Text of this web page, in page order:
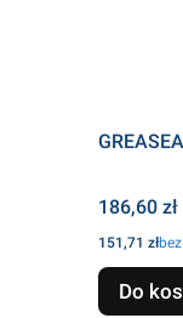
Cena
186,60 zł
Cena
151,71 zł
Do